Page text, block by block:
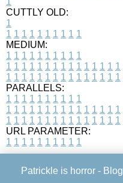
CUTTLY OLD:
1
1 1 1 1 1 1 1 1 1 1
MEDIUM:
1 1 1 1 1 1 1 1 1 1
1 1 1 1 1 1 1 1 1 1 1 1 1 1 1
1 1 1 1 1 1 1 1 1 1 1 1 1 1 1
PARALLELS:
1 1 1 1 1 1 1 1 1 1
1 1 1 1 1 1 1 1 1 1 1 1 1 1 1
1 1 1 1 1 1 1 1 1 1 1 1 1 1 1
URL PARAMETER:
1 1 1 1 1 1 1 1 1 1
Patrickle is horror - Blog